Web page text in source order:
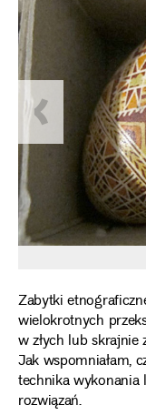
Zabytki
wielokrotnych
w złych lub skrajnie
Jak wspomniałam,
technika wykonania
rozwiązań.